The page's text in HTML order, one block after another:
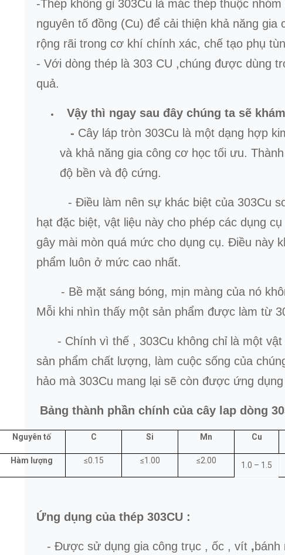
-Thép không gỉ 303Cu là mác thép thuộc
nguyên tố đồng (Cu) để cải thiện khả năng
rộng rãi trong cơ khí chính xác, chế tạo phụ
- Với dòng thép là 303 CU ,chúng được dùng
quả.
Vậy thì ngay sau đây chúng ta sẽ
- Cây láp tròn 303Cu là một dạng hợp
và khả năng gia công cơ học tối ưu.
độ bền và độ cứng.
- Điều làm nên sự khác biệt của 303Cu so
hạt đặc biệt, vật liệu này cho phép các dụng
gây mài mòn quá mức cho dụng cụ. Điều này
phẩm luôn ở mức cao nhất.
- Bề mặt sáng bóng, mịn màng của nó
Mỗi khi nhìn thấy một sản phẩm được làm từ
- Chính vì thế , 303Cu không chỉ là một vật
sản phẩm chất lượng, làm cuộc sống của
hảo mà 303Cu mang lại sẽ còn được ứng
Bảng thành phần chính của cây lap dòng
Nguyên tố C Si Mn Cu
Hàm lượng ≤0.15 ≤1.00 ≤2.00 1.0 – 1.5
Ứng dụng của thép 303CU :
- Được sử dụng gia công trục , ốc , vít ,